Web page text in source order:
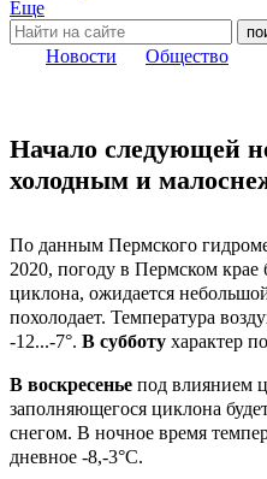
Еще
Новости Общество
Начало следующей
холодным и
По данным Пермского
2020, погоду в Пермском крае
циклона, ожидается
похолодает. Температура
-12...-7°. В субботу характер
В воскресенье под влиянием
заполняющегося циклона
снегом. В ночное время
дневное -8,-3°С.